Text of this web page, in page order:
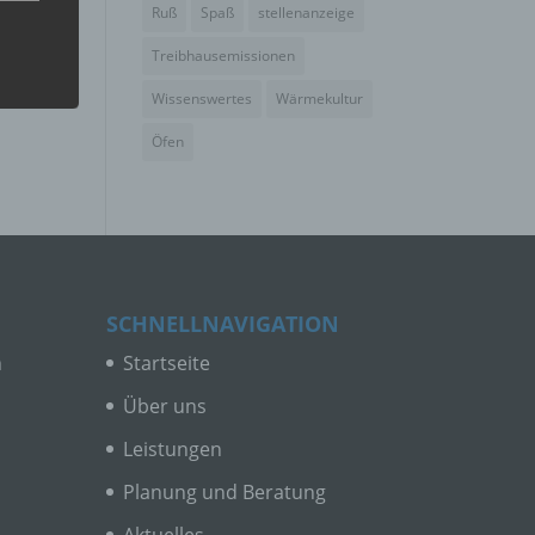
Ruß Spaß stellenanzeige
Treibhausemissionen
Wissenswertes Wärmekultur
Öfen
SCHNELLNAVIGATION
Startseite
Über uns
Leistungen
Planung und Beratung